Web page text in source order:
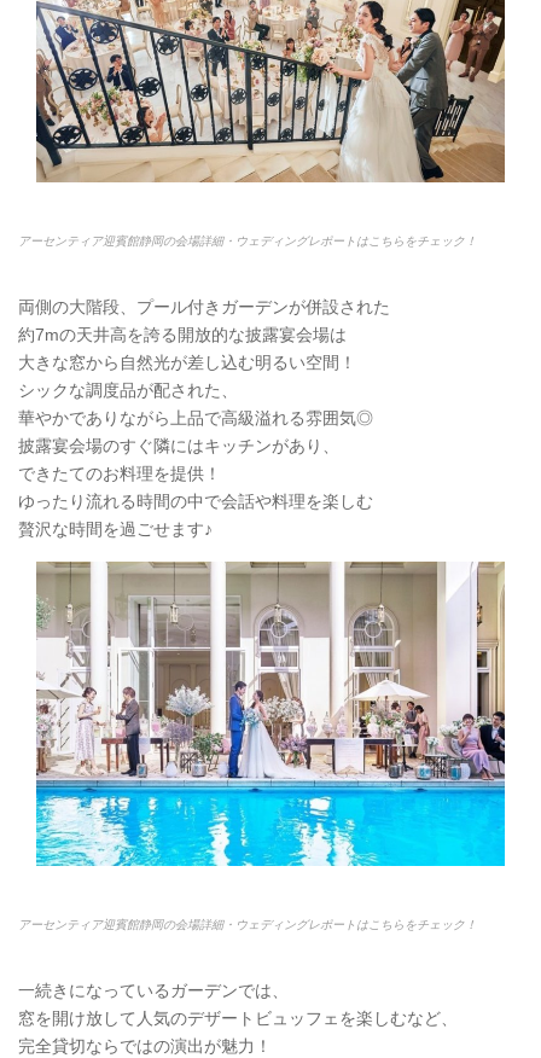
アーセンティア迎賓館静岡の会場詳細・ウェディングレポートはこちらをチェック！
両側の大階段、プール付きガーデンが併設された
約7mの天井高を誇る開放的な披露宴会場は
大きな窓から自然光が差し込む明るい空間！
シックな調度品が配された、
華やかでありながら上品で高級溢れる雰囲気◎
披露宴会場のすぐ隣にはキッチンがあり、
できたてのお料理を提供！
ゆったり流れる時間の中で会話や料理を楽しむ
贅沢な時間を過ごせます♪
アーセンティア迎賓館静岡の会場詳細・ウェディングレポートはこちらをチェック！
一続きになっているガーデンでは、
窓を開け放して人気のデザートビュッフェを楽しむなど、
完全貸切ならではの演出が魅力！